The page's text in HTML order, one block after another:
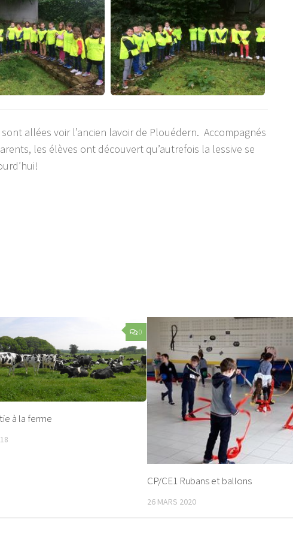
allées voir l’ancien lavoir de Plouédern. Accompagnés
les élèves ont découvert qu’autrefois la lessive se
0
à la ferme
CP/CE1 Rubans et ballons
26 MARS 2020